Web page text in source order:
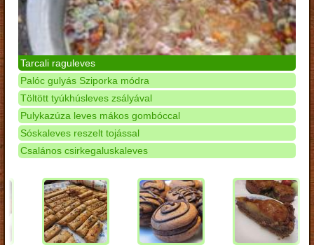
Tarcali raguleves
Palóc gulyás Sziporka módra
Töltött tyúkhúsleves zsályával
Pulykazúza leves mákos gombóccal
Sóskaleves reszelt tojással
Csalános csirkegaluskaleves